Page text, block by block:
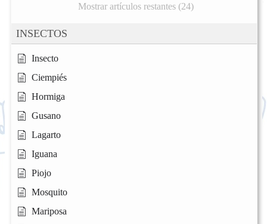
Mostrar artículos restantes (24)
INSECTOS
Insecto
Ciempiés
Hormiga
Gusano
Lagarto
Iguana
Piojo
Mosquito
Mariposa